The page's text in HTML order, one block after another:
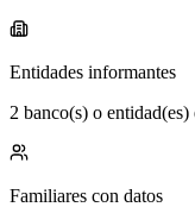
Entidades informantes
2 banco(s) o
Familiares con datos